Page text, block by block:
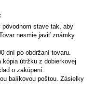
stave tak, aby
nesmie javiť známky
dní po obdržaní tovaru.
útržku z dobierkovej
o zakúpení.
balíkovou poštou. Zásielky